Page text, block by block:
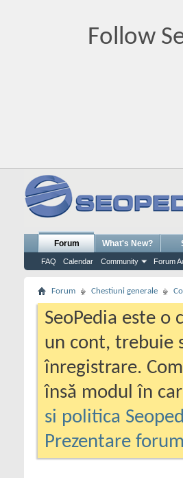
Follow
Forum
FAQ Calendar Community Forum
What's New?
Forum Chestiuni generale
SeoPedia este
un cont, trebuie
înregistrare.
însă modul în
si politica
Prezentare